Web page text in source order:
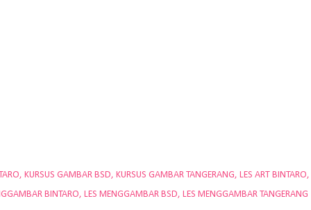
KURSUS GAMBAR BSD KURSUS GAMBAR TANGERANG LES ART BINTARO
BINTARO LES MENGGAMBAR BSD LES MENGGAMBAR TANGERANG